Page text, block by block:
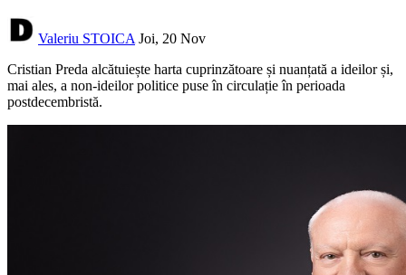
Valeriu STOICA Joi, 20 Nov
Cristian Preda alcătuiește harta cuprinzătoare și nuanțată a ideilor și,
mai ales, a non-ideilor politice puse în circulație în perioada
postdecembristă.